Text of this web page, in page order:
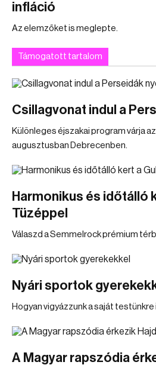
infláció
Az elemzőket is meglepte.
Támogatott tartalom
Csillagvonat indul a
Különleges éjszakai program várja
augusztusban Debrecenben.
Harmonikus és időtálló
Tüzéppel
Válaszd a Semmelrock prémium
Nyári sportok
Hogyan vigyázzunk a saját testünkre
A Magyar rapszódia